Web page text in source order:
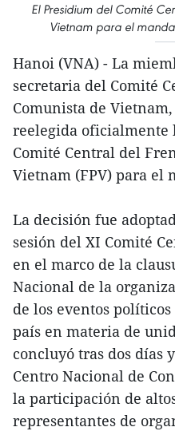
El Presidium del Comité
Vietnam para el
Hanoi (VNA) - La
secretaria del Comité
Comunista de
reelegida oficialmente
Comité Central del
Vietnam (FPV) para el
La decisión fue
sesión del XI Comité
en el marco de la
Nacional de la
de los eventos
país en materia de
concluyó tras dos días
Centro Nacional de
la participación de
representantes de